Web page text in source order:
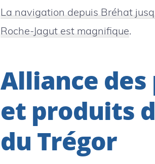
La navigation depuis Bréhat
Roche-Jagut est magnifique.
Alliance
et produits
du Trégor